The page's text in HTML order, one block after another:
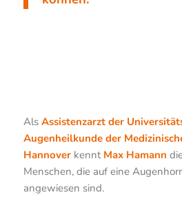
Als Assistenzarzt der
Augenheilkunde der
Hannoverkennt Max Hamann
Menschen, die auf eine
angewiesen sind.